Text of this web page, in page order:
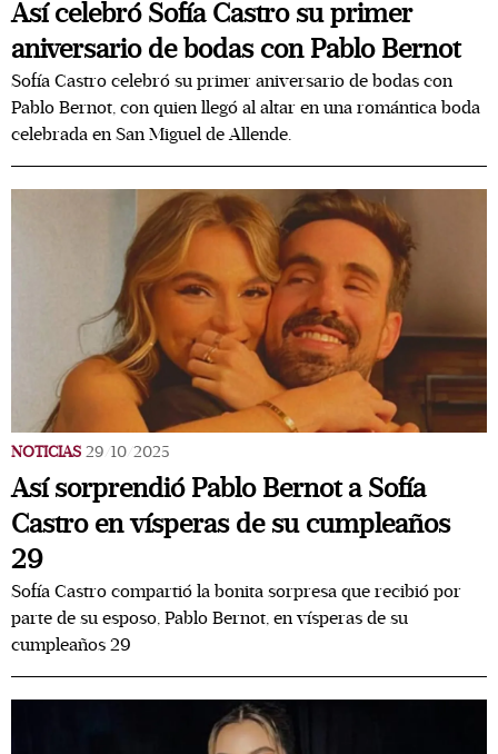
Así celebró Sofía Castro su primer
aniversario de bodas con Pablo Bernot
Sofía Castro celebró su primer aniversario de bodas con
Pablo Bernot, con quien llegó al altar en una romántica boda
celebrada en San Miguel de Allende.
NOTICIAS 29/10/2025
Así sorprendió Pablo Bernot a Sofía
Castro en vísperas de su cumpleaños
29
Sofía Castro compartió la bonita sorpresa que recibió por
parte de su esposo, Pablo Bernot, en vísperas de su
cumpleaños 29